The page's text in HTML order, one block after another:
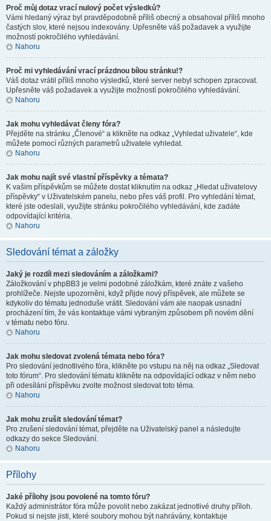
Proč můj dotaz vrací nulový počet výsledků?
Vámi hledaný výraz byl pravděpodobně příliš obecný a obsahoval příliš mnoho
častých slov, které nejsou indexovány. Upřesněte váš požadavek a využijte
možností pokročilého vyhledávání.
Nahoru
Proč mi vyhledávání vrací prázdnou bílou stránku!?
Váš dotaz vrátil příliš mnoho výsledků, které server nebyl schopen zpracovat.
Upřesněte váš požadavek a využijte možností pokročilého vyhledávání.
Nahoru
Jak mohu vyhledávat členy fóra?
Přejděte na stránku „Členové“ a klikněte na odkaz „Vyhledat uživatele“, kde
můžete pomocí různých parametrů uživatele vyhledat.
Nahoru
Jak mohu najít své vlastní příspěvky a témata?
K vašim příspěvkům se můžete dostat kliknutím na odkaz „Hledat uživatelovy
příspěvky“ v Uživatelském panelu, nebo přes váš profil. Pro vyhledání témat,
které jste odeslali, využijte stránku pokročilého vyhledávání, kde zadáte
odpovídající kritéria.
Nahoru
Sledování témat a záložky
Jaký je rozdíl mezi sledováním a záložkami?
Záložkování v phpBB3 je velmi podobné záložkám, které znáte z vašeho
prohlížeče. Nejste upozorněni, když přijde nový příspěvek, ale můžete se
kdykoliv do tématu jednoduše vrátit. Sledování vám ale naopak usnadní
procházení tím, že vás kontaktuje vámi vybraným způsobem při novém dění
v tématu nebo fóru.
Nahoru
Jak mohu sledovat zvolená témata nebo fóra?
Pro sledování jednotlivého fóra, klikněte po vstupu na něj na odkaz „Sledovat
toto fórum“. Pro sledování tématu klikněte na odpovídající odkaz v něm nebo
při odesílání příspěvku zvolte možnost sledovat toto téma.
Nahoru
Jak mohu zrušit sledování témat?
Pro zrušení sledování témat, přejděte na Uživatelský panel a následujte
odkazy do sekce Sledování.
Nahoru
Přílohy
Jaké přílohy jsou povolené na tomto fóru?
Každý administrátor fóra může povolit nebo zakázat jednotlivé druhy příloh.
Pokud si nejste jisti, které soubory mohou být nahrávány, kontaktuje